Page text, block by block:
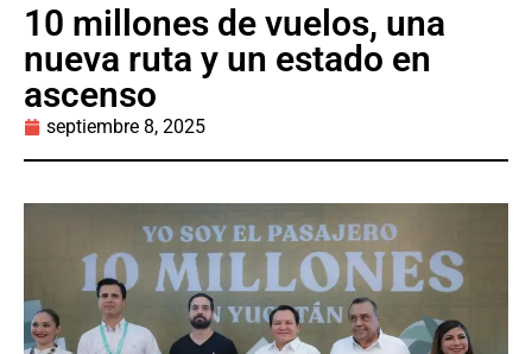
10 millones de vuelos, una
nueva ruta y un estado en
ascenso
septiembre 8, 2025